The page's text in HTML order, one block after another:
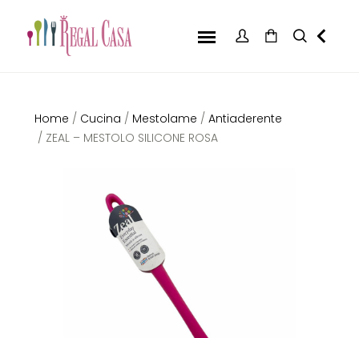
Home / Cucina / Mestolame / Antiaderente
/ ZEAL – MESTOLO SILICONE ROSA